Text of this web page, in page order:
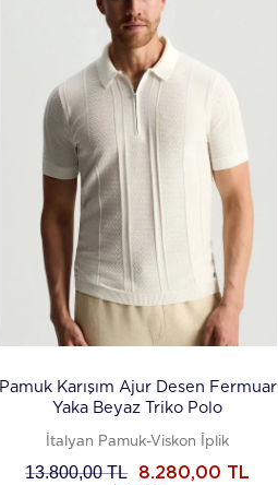
Pamuk Karışım Ajur Desen Fermuar
Yaka Beyaz Triko Polo
İtalyan Pamuk-Viskon İplik
13.800,00TL 8.280,00 TL